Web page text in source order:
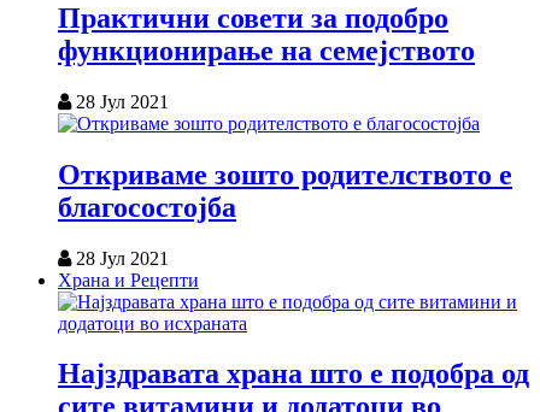
Практични совети за подобро
функционирање на семејството
28 Јул 2021
Откриваме зошто родителството е
благосостојба
28 Јул 2021
Храна и Рецепти
Најздравата храна што е подобра од